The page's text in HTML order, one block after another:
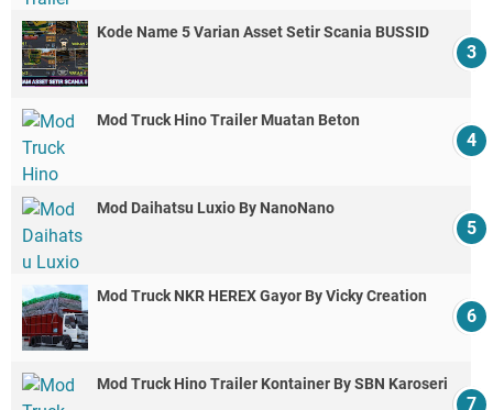
Kode Name 5 Varian Asset Setir Scania BUSSID
Mod Truck Hino Trailer Muatan Beton
Mod Daihatsu Luxio By NanoNano
Mod Truck NKR HEREX Gayor By Vicky Creation
Mod Truck Hino Trailer Kontainer By SBN Karoseri